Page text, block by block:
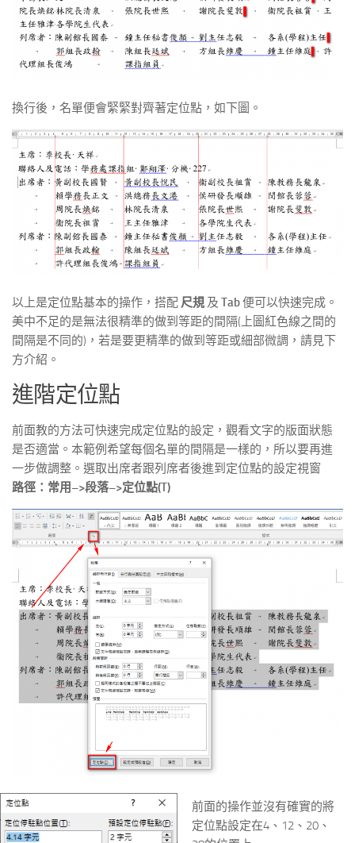
換行後，名單便會緊緊對齊著定位點，如下圖。
以上是定位點基本的操作，搭配 尺規 及 Tab便可以快速完成。
美中不足的是無法很精準的做到等距的間隔(上圖紅色線之間的
間隔是不同的)，若是要更精準的做到等距或細部微調，請見下
方介紹。
進階定位點
前面教的方法可快速完成定位點的設定，觀看文字的版面狀態
是否適當。本範例希望每個名單的間隔是一樣的，所以要再進
一步做調整。選取出席者跟列席者後進到定位點的設定視窗
路徑：常用–>段落–>定位點(T)
前面的操作並沒有確實的將
定位點設定在4、12、20、